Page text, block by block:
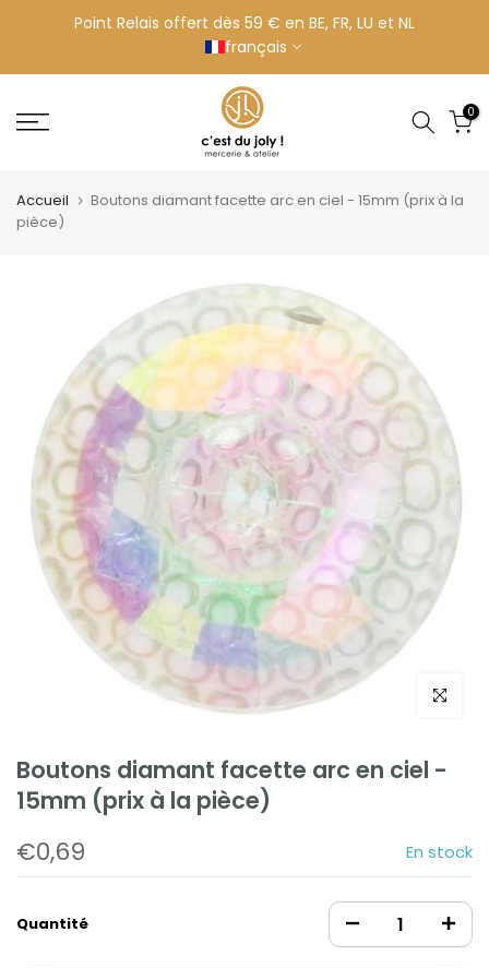
contenu
Point Relais offert dès 59 € en BE, FR, LU et NL
français
0
Accueil
Boutons diamant facette arc en ciel - 15mm (prix à la
pièce)
Cliquez
Boutons diamant facette arc en ciel -
15mm (prix à la pièce)
€0,69 En stock
Quantité